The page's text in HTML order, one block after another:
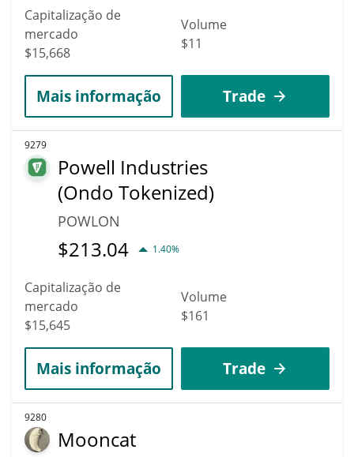
Capitalização de
mercado
$15,668
Volume
$11
Mais informação Trade
9279
Powell Industries
(Ondo Tokenized)
POWLON
$213.04 1.40%
Capitalização de
mercado
$15,645
Volume
$161
Mais informação Trade
9280
Mooncat